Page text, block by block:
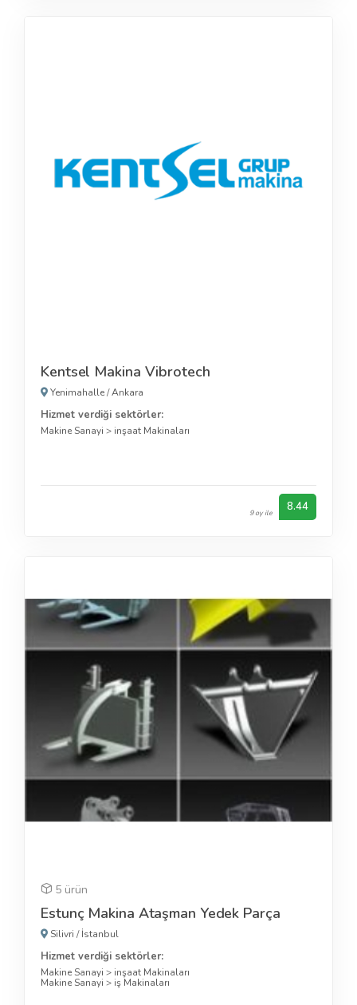
Kentsel Makina Vibrotech
Yenimahalle/Ankara
Hizmet verdiği sektörler:
Makine Sanayi > inşaat Makinaları
9 oy ile 8.44
5 ürün
Estunç Makina Ataşman Yedek Parça
Silivri /İstanbul
Hizmet verdiği sektörler:
Makine Sanayi > inşaat Makinaları
Makine Sanayi > iş Makinaları